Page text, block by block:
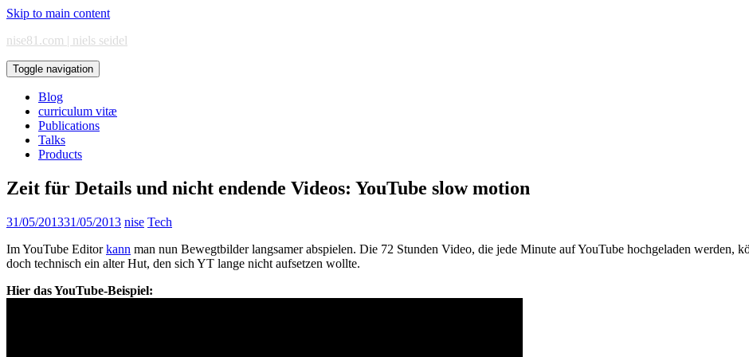
Skip to main content
nise81.com | niels seidel
Toggle navigation
Blog
curriculum vitæ
Publications
Talks
Products
Zeit für Details und nicht endende Videos: YouTube slow motion
31/05/201331/05/2013 nise Tech
Im YouTube Editorkann man nun Bewegtbilder langsamer abspielen. Die 72 Stunden Video, die jede Minute auf YouTube hochgeladen werden,
doch technisch ein alter Hut, den sich YT lange nicht aufsetzen wollte.
Hier das YouTube-Beispiel: